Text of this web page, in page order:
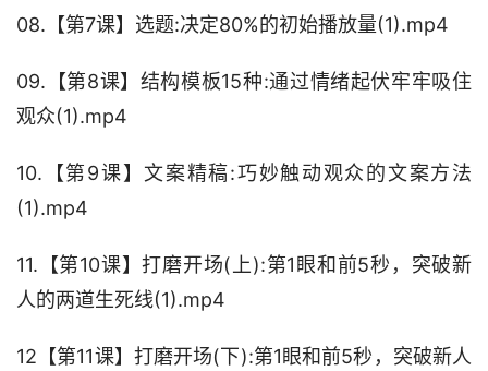
08.【第7课】选题:决定80%的初始播放量(1).mp4
09.【第8课】结构模板15种:通过情绪起伏牢牢吸住
观众(1).mp4
10.【第9课】文案精稿:巧妙触动观众的文案方法
(1).mp4
11.【第10课】打磨开场(上):第1眼和前5秒，突破新
人的两道生死线(1).mp4
12【第11课】打磨开场(下):第1眼和前5秒，突破新人